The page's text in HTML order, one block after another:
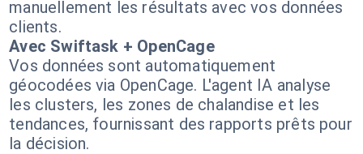
manuellement les résultats avec vos données
clients.
Avec Swiftask + OpenCage
Vos données sont automatiquement
géocodées via OpenCage. L'agent IA analyse
les clusters, les zones de chalandise et les
tendances, fournissant des rapports prêts pour
la décision.